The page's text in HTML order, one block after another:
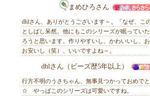
まめひろさん
dhlさん、ありがとうございます～。「なぜ、こ
としばし呆然。他にもこのシリーズが眠ってい
ろうと思います。作りやすいし、かわいいし、
お安いし（笑）、いいですよね～。
dhlさん（ビーズ歴5年以上）
行方不明のうさちゃん、無事見つかっておめで
☆ やっぱこのシリーズは可愛いですね。